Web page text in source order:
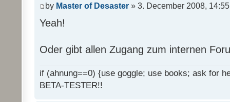
by Master of Desaster » 3. December 2008, 14:55
Yeah!
Oder gibt allen Zugang zum internen
if (ahnung==0) {use goggle; use books; ask for
BETA-TESTER!!